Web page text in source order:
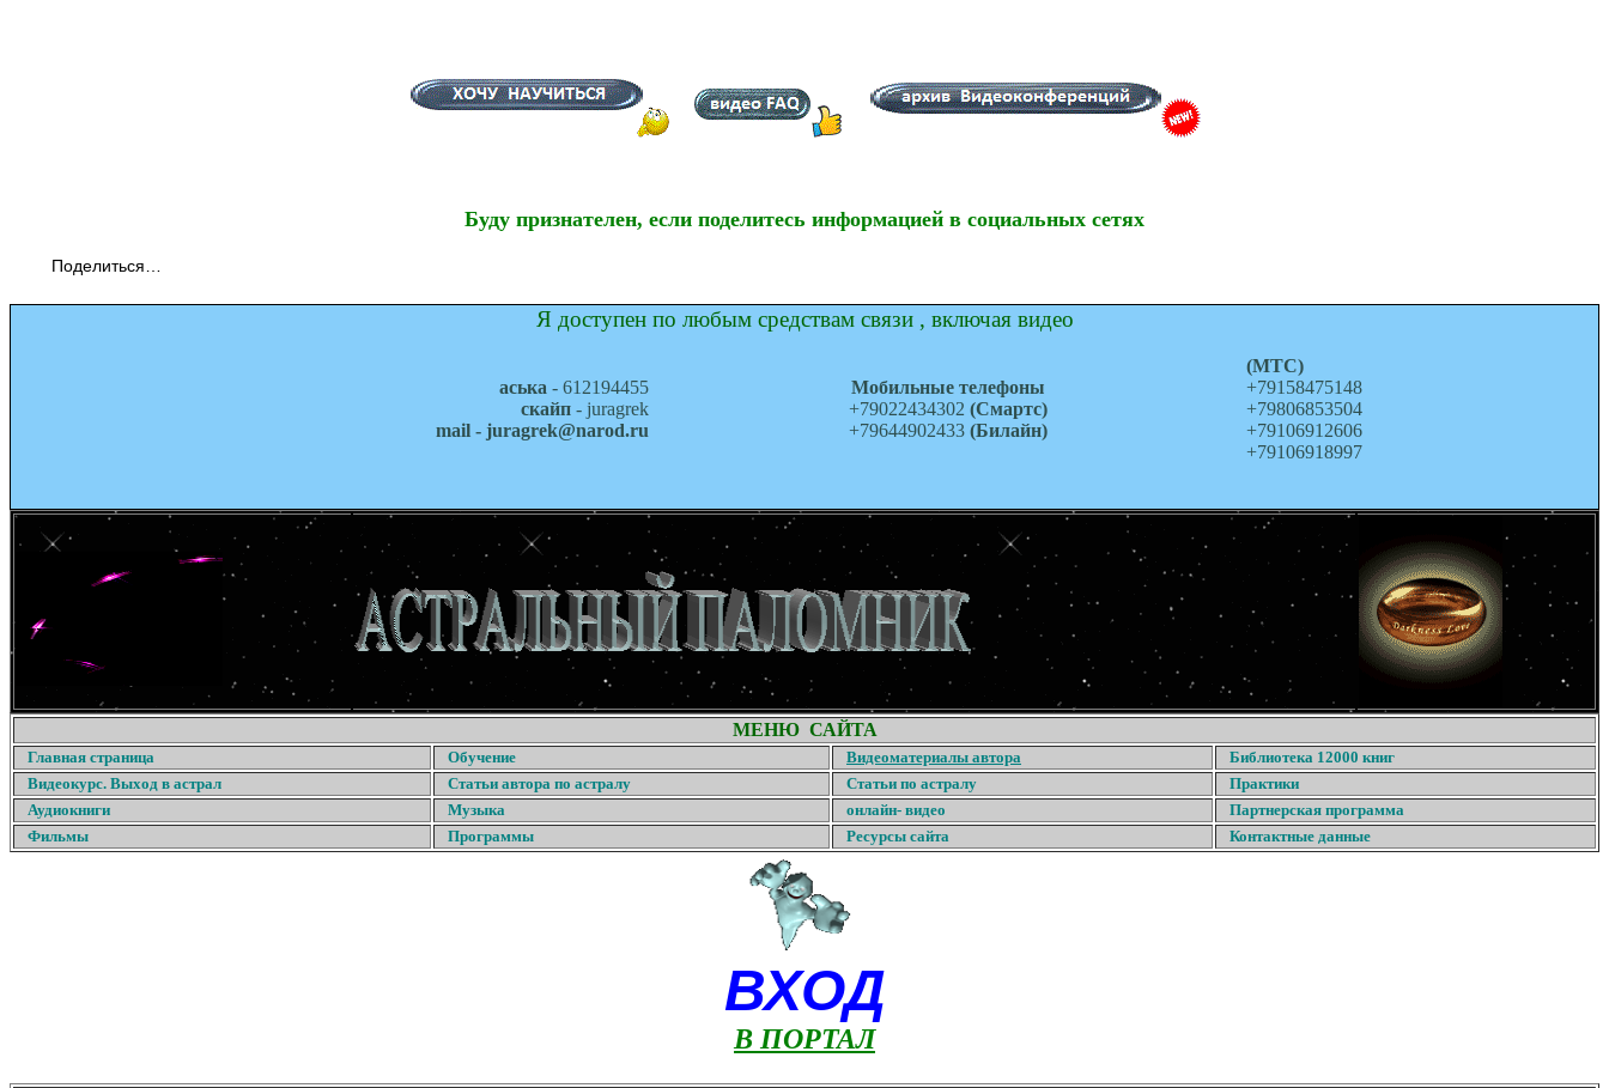
Буду признателен, если поделитесь информацией в социальных сетях
Поделиться…
Я доступен по любым средствам связи , включая видео
аська - 612194455
скайп - juragrek
mail - juragrek@narod.ru
Мобильные телефоны
+79022434302 (Смартс)
+79644902433(Билайн)
(МТС)
+79158475148
+79806853504
+79106912606
+79106918997
МЕНЮ САЙТА
Главная страница Обучение Видеоматериалы автора
Библиотека 12000 книг
Видеокурс. Выход в астрал
Статьи автора по астралу Статьи по астралу
Практики
Аудиокниги
Музыка онлайн- видео
Партнерская программа
Фильмы
Программы Ресурсы сайта Контактные данные
ВХОД
В ПОРТАЛ